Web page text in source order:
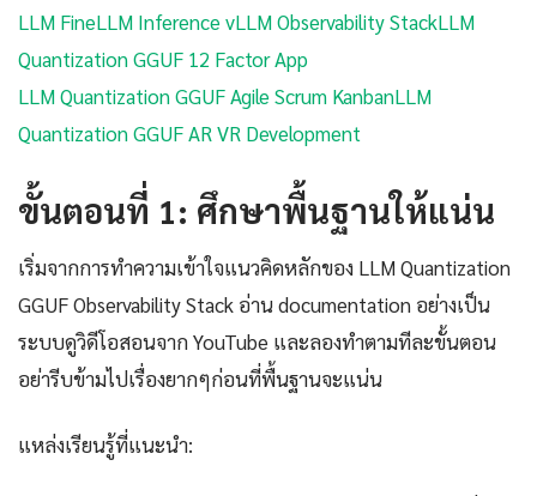
LLM FineLLM Inference vLLM Observability StackLLM
Quantization GGUF 12 Factor App
LLM Quantization GGUF Agile Scrum KanbanLLM
Quantization GGUF AR VR Development
ขั้นตอนที่ 1: ศึกษาพื้นฐานให้แน่น
เริ่มจากการทำความเข้าใจแนวคิดหลักของ LLM Quantization
GGUF Observability Stack อ่าน documentation อย่างเป็น
ระบบดูวิดีโอสอนจาก YouTube และลองทำตามทีละขั้นตอน
อย่ารีบข้ามไปเรื่องยากๆก่อนที่พื้นฐานจะแน่น
แหล่งเรียนรู้ที่แนะนำ: